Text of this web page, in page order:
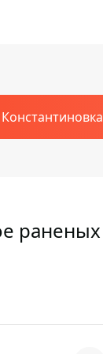
раненых